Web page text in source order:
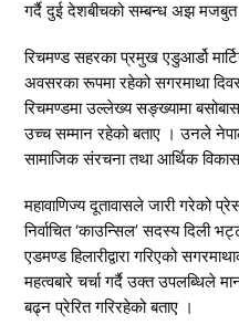
गर्दै दुई देशबीचको सम्बन्ध अझ मजबुत
रिचमण्ड सहरका प्रमुख एडुआर्डो
अवसरका रूपमा रहेको सगरमाथा
रिचमण्डमा उल्लेख्य सङ्ख्यामा
उच्च सम्मान रहेको बताए । उनले
सामाजिक संरचना तथा आर्थिक
महावाणिज्य दूतावासले जारी गरेको
निर्वाचित ‘काउन्सिल’ सदस्य दिली
एडमण्ड हिलारीद्वारा गरिएको
महत्वबारे चर्चा गर्दै उक्त उपलब्धिले
बढ्न प्रेरित गरिरहेको बताए ।